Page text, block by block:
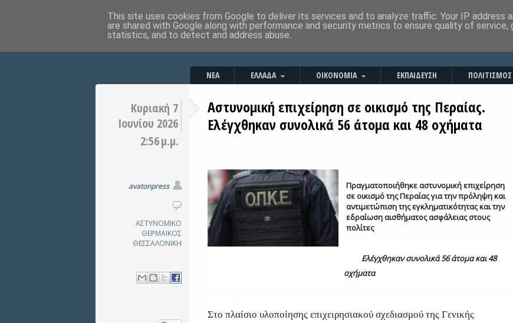
ΝΕΑ ΕΛΛΑΔΑ ΟΙΚΟΝΟΜΙΑ ΕΚΠΑΙΔΕΥΣΗ ΠΟΛΙΤΙΣΜΟΣ
Κυριακή 7
Ιουνίου 2026
2:56 μ.μ.
avatonpress
ΑΣΤΥΝΟΜΙΚΟ
ΘΕΡΜΑΙΚΟΣ
ΘΕΣΣΑΛΟΝΙΚΗ
Αστυνομική επιχείρηση σε οικισμό της Περαίας.
Ελέγχθηκαν συνολικά 56 άτομα και 48 οχήματα
Πραγματοποιήθηκε αστυνομική επιχείρηση
σε οικισμό της Περαίας για την πρόληψη και
αντιμετώπιση της εγκληματικότηταςκαι την
εδραίωση αισθήματος ασφάλειας στους
πολίτες
Ελέγχθηκαν συνολικά 56 άτομα και 48
οχήματα
Στο πλαίσιο υλοποίησης επιχειρησιακού σχεδιασμού της Γενικής
This site uses cookies from Google to deliver its services and to analyze traffic. Your IP address
are shared with Google along with performance and security metrics to ensure quality of service,
statistics, and to detect and address abuse.